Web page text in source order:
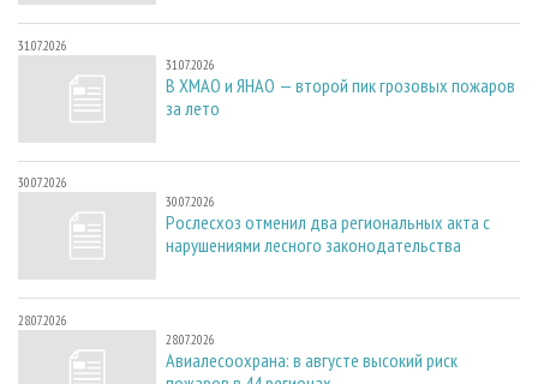
31.07.2026
31.07.2026
В ХМАО и ЯНАО — второй пик грозовых пожаров
за лето
30.07.2026
30.07.2026
Рослесхоз отменил два региональных акта с
нарушениями лесного законодательства
28.07.2026
28.07.2026
Авиалесоохрана: в августе высокий риск